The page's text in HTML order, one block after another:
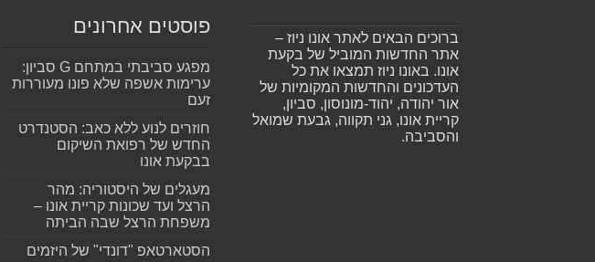
ברוכים הבאים לאתר אונו ניוז –
אתר החדשות המוביל של בקעת
אונו. באונו ניוז תמצאו את כל
העדכונים והחדשות המקומיות של
אור יהודה, יהוד-מונוסון, סביון,
קריית אונו, גני תקווה, גבעת שמואל
והסביבה.
פוסטים אחרונים
מפגע סביבתי במתחם G סביון:
ערימות אשפה שלא פונו מעוררות
זעם
חוזרים לנוע ללא כאב: הסטנדרט
החדש של רפואת השיקום
בבקעת אונו
מעגלים של היסטוריה: מהר
הרצל ועד שכונות קריית אונו –
משפחת הרצל שבה הביתה
הסטארטאפ "דונדי" של היזמים